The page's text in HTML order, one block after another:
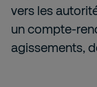
vers les
un compte-
agissements,